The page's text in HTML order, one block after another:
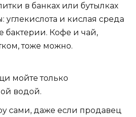
в банках или бутылках
углекислота и кислая среда
бактерии. Кофе и чай,
тоже можно.
мойте только
водой.
сами, даже если продавец